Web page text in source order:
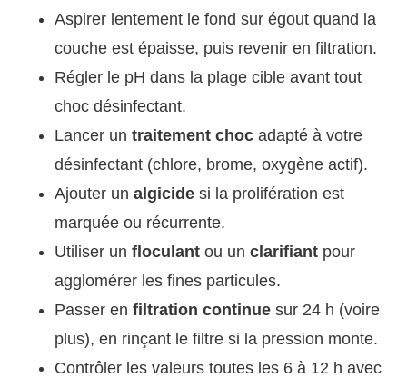
Aspirer lentement le fond sur égout quand la
couche est épaisse, puis revenir en filtration.
Régler le pH dans la plage cible avant tout
choc désinfectant.
Lancer un traitement choc adapté à votre
désinfectant (chlore, brome, oxygène actif).
Ajouter un algicide si la prolifération est
marquée ou récurrente.
Utiliser un floculant ou un clarifiant pour
agglomérer les fines particules.
Passer en filtration continue sur 24 h (voire
plus), en rinçant le filtre si la pression monte.
Contrôler les valeurs toutes les 6 à 12 h avec